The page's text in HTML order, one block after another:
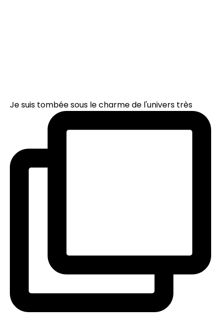
Je suis tombée sous le charme de l'univers très